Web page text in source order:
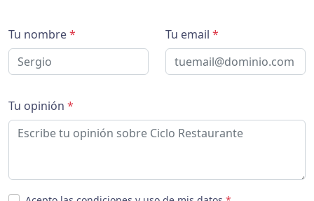
Tu nombre* Tu email *
Tu opinión *